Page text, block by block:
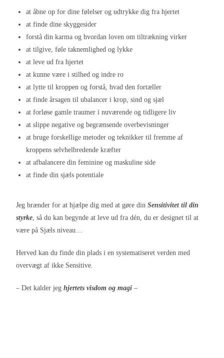
at åbne op for dine følelser og udtrykke dig fra hjertet
at finde dine skyggesider
forstå din karma og hvordan loven om tiltrækning virker
at tilgive, føle taknemlighed og lykke
at leve ud fra hjertet
at kunne være i stilhed og indre ro
at lytte til kroppen og forstå, hvad den fortæller
at finde årsagen til ubalancer i krop, sind og sjæl
at forløse gamle traumer i nuværende og tidligere liv
at slippe negative og begrænsende overbevisninger
at bruge forskellige metoder og teknikker til fremme af
kroppens selvhelbredende kræfter
at afbalancere din feminine og maskuline side
at finde din sjæls potentiale
Jeg brænder for at hjælpe dig med at gøre dinSensitivitet til din
styrke, så du kan begynde at leve ud fra dén, du er designet til at
være på Sjæls niveau…
Herved kan du finde din plads i en systematiseret verden med
overvægt af ikke Sensitive.
– Det kalder jeghjertets visdom og magi –